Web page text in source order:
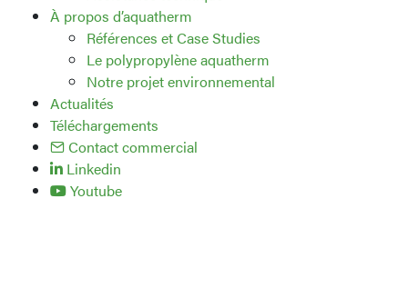
À propos d’aquatherm
Références et Case Studies
Le polypropylène aquatherm
Notre projet environnemental
Actualités
Téléchargements
Contact commercial
Linkedin
Youtube